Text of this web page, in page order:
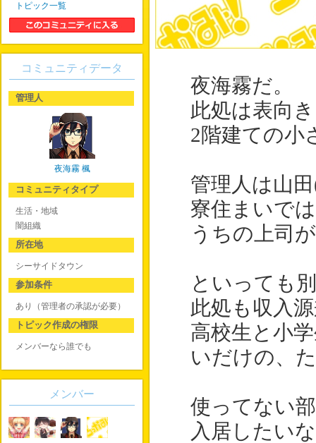
夜海霧だ。
此処は表向
2階建ての小
管理人は山
寮住まいで
うちの上司
といっても
此処も収入
高校生と小
いだけの、
使ってない
入居したい
トピック一覧
コミュニティデータ
管理人
夜海霧 楓
コミュニティタイプ
生活・地域
闇組織
所在地
シーサイドタウン
参加条件
あり（管理者の承認が必要）
トピック作成の権限
メンバーなら誰でも
メンバー